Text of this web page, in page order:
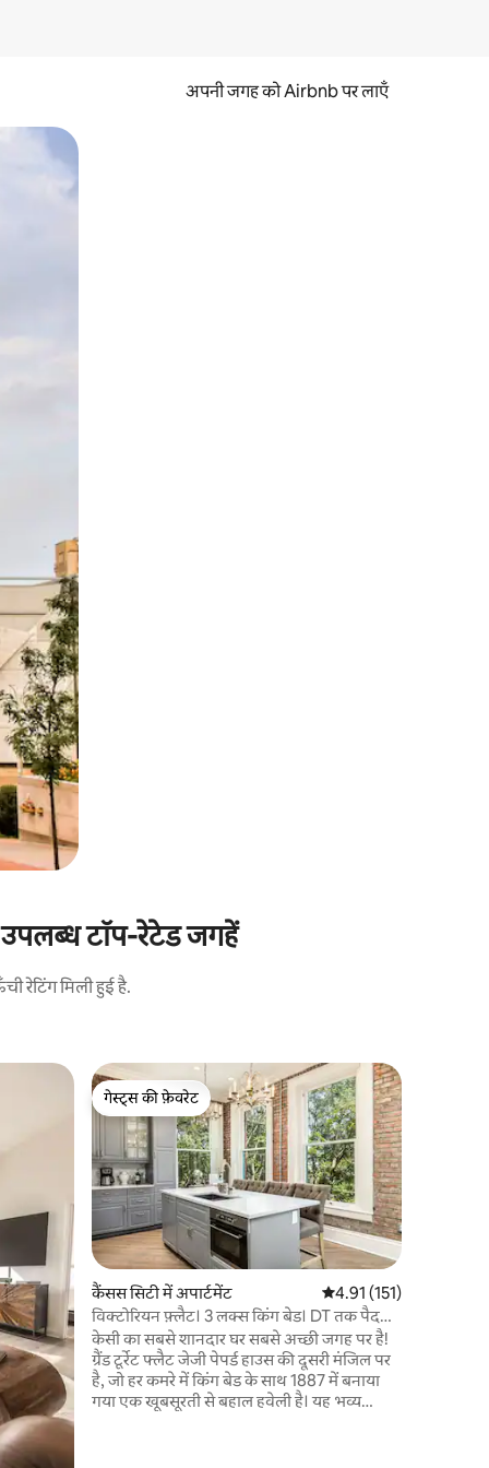
अपनी जगह को Airbnb पर लाएँ
टॉप-रेटेड जगहें
रेटिंग मिली हुई है.
गेस्ट्स की फ़ेवरेट
गेस्ट्स की फ़ेवरेट
कैंसस सिटी में अपार्टमेंट औसत रेटिंग 5 में से 4.91,
4.91 (151)
विक्टोरियन फ़्लैट। 3 लक्स किंग बेड। DT तक पैदल
चलें।
केसी का सबसे शानदार घर सबसे अच्छी जगह पर है!
ग्रैंड टूर्रेट फ्लैट जेजी पेपर्ड हाउस की दूसरी मंजिल पर
है, जो हर कमरे में किंग बेड के साथ 1887 में बनाया
गया एक खूबसूरती से बहाल हवेली है। यह भव्य